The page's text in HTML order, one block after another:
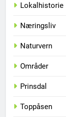
Lokalhistorie
Næringsliv
Naturvern
Områder
Prinsdal
Toppåsen